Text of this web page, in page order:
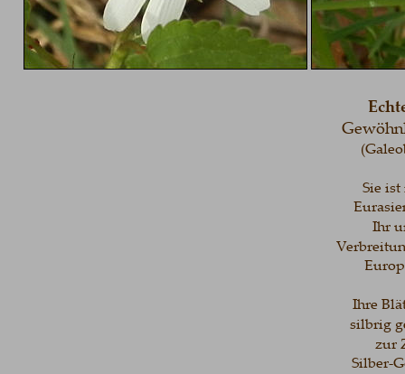
Sie
Ihr
Ihre
silbrig
zur
Silber-